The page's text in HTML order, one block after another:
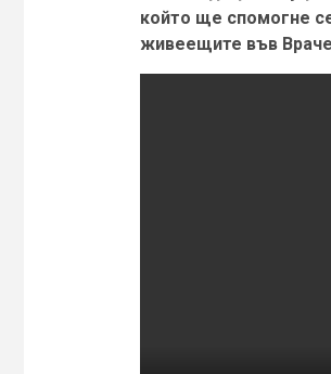
който ще спомогне
живеещите във